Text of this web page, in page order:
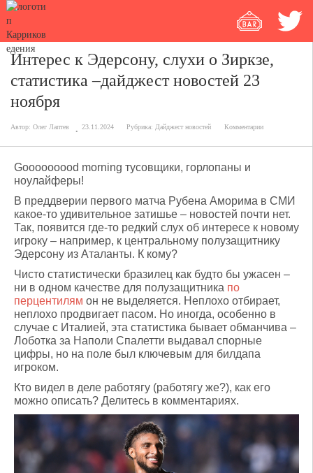
Интерес к Эдерсону, слухи о Зиркзе,
статистика –дайджест новостей 23
ноября
Автор: Олег Лаптев 23.11.2024 Рубрика: Дайджест новостей Комментарии
Gooooooood morning тусовщики, горлопаны и
ноулайферы!
В преддверии первого матча Рубена Аморима в СМИ
какое-то удивительное затишье – новостей почти нет.
Так, появится где-то редкий слух об интересе к новому
игроку – например, к центральному полузащитнику
Эдерсону из Аталанты. К кому?
Чисто статистически бразилец как будто бы ужасен –
ни в одном качестве для полузащитника по
перцентилям он не выделяется. Неплохо отбирает,
неплохо продвигает пасом. Но иногда, особенно в
случае с Италией, эта статистика бывает обманчива –
Лоботка за Наполи Спалетти выдавал спорные
цифры, но на поле был ключевым для билдапа
игроком.
Кто видел в деле работягу (работягу же?), как его
можно описать? Делитесь в комментариях.